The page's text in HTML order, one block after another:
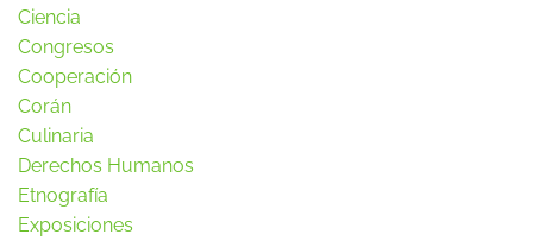
Ciencia
Congresos
Cooperación
Corán
Culinaria
Derechos Humanos
Etnografía
Exposiciones